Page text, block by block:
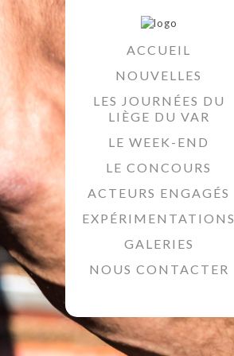
ACCUEIL
NOUVELLES
LES JOURNÉES DU
LIÈGE DU VAR
LE WEEK-END
LE CONCOURS
ACTEURS ENGAGÉS
EXPÉRIMENTATIONS
GALERIES
NOUS CONTACTER